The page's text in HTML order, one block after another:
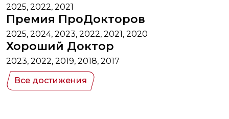
2025, 2022, 2021
Премия ПроДокторов
2025, 2024, 2023, 2022, 2021, 2020
Хороший Доктор
2023, 2022, 2019, 2018, 2017
Все достижения